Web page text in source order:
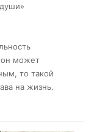
он может
то такой
на жизнь.